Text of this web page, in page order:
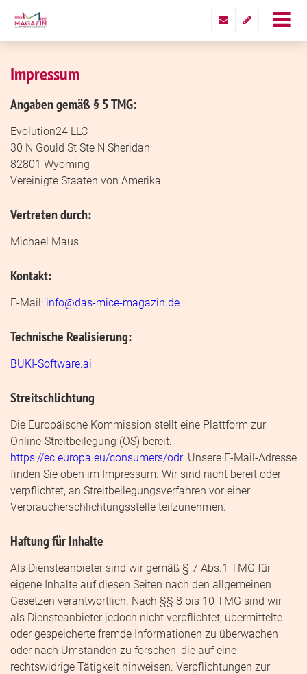
Impressum
Angaben gemäß § 5 TMG:
Evolution24 LLC
30 N Gould St Ste N Sheridan
82801 Wyoming
Vereinigte Staaten von Amerika
Vertreten durch:
Michael Maus
Kontakt:
E-Mail: info@das-mice-magazin.de
Technische Realisierung:
BUKI-Software.ai
Streitschlichtung
Die Europäische Kommission stellt eine Plattform zur
Online-Streitbeilegung (OS) bereit:
https://ec.europa.eu/consumers/odr. Unsere E-Mail-Adresse
finden Sie oben im Impressum. Wir sind nicht bereit oder
verpflichtet, an Streitbeilegungsverfahren vor einer
Verbraucherschlichtungsstelle teilzunehmen.
Haftung für Inhalte
Als Diensteanbieter sind wir gemäß § 7 Abs.1 TMG für
eigene Inhalte auf diesen Seiten nach den allgemeinen
Gesetzen verantwortlich. Nach §§ 8 bis 10 TMG sind wir
als Diensteanbieter jedoch nicht verpflichtet, übermittelte
oder gespeicherte fremde Informationen zu überwachen
oder nach Umständen zu forschen, die auf eine
rechtswidrige Tätigkeit hinweisen. Verpflichtungen zur